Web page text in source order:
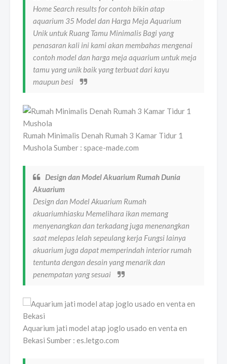
Home Search results for contoh bikin atap
aquarium 35 Model dan Harga Meja Aquarium
Unik untuk Ruang Tamu Minimalis Bagi yang
penasaran kali ini kami akan membahas mengenai
contoh model dan harga meja aquarium untuk meja
tamu yang unik baik yang terbuat dari kayu
maupun besi
Rumah Minimalis Denah Rumah 3 Kamar Tidur 1
Mushola Sumber : space-made.com
Design dan Model Akuarium Rumah Dunia
Akuarium
Design dan Model Akuarium Rumah
akuariumhiasku Memelihara ikan memang
menyenangkan dan terkadang juga menenangkan
saat melepas lelah sepeulang kerja Fungsi lainya
akuarium juga dapat memperindah interior rumah
tentunta dengan desain yang menarik dan
penempatan yang sesuai
Aquarium jati model atap joglo usado en venta en
Bekasi Sumber : es.letgo.com